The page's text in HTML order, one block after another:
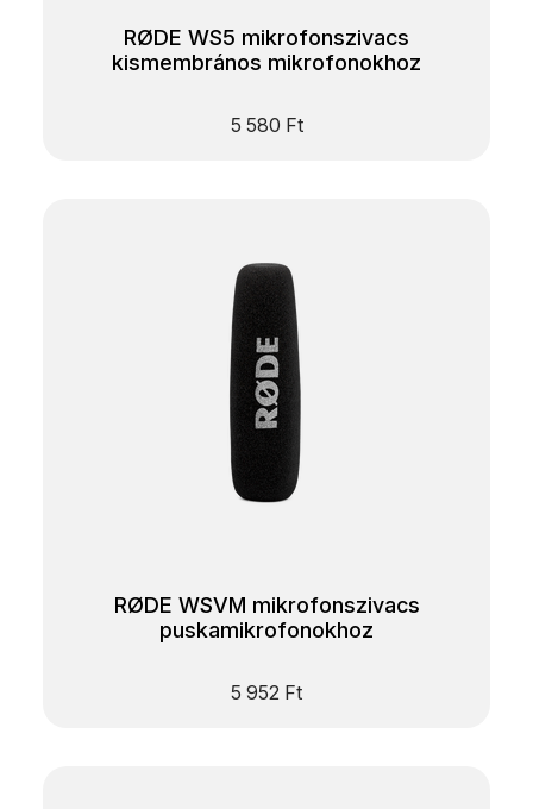
RØDE WS5 mikrofonszivacs
kismembrános mikrofonokhoz
5 580 Ft
RØDE WSVM mikrofonszivacs
puskamikrofonokhoz
5 952 Ft